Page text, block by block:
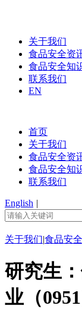
关于我们
食品安全资
食品安全知
联系我们
EN
首页
关于我们
食品安全资
食品安全知
联系我们
English |
关于我们|食品安
研究生
业（